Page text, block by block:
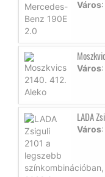
Város
Város
LADA
Város